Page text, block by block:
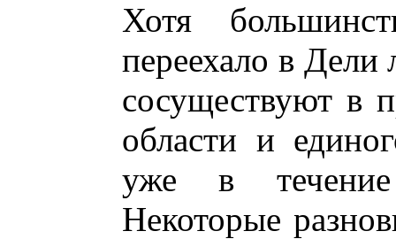
Хотя
переехало в Дели
сосуществуют в
области и
уже в течение
Некоторые